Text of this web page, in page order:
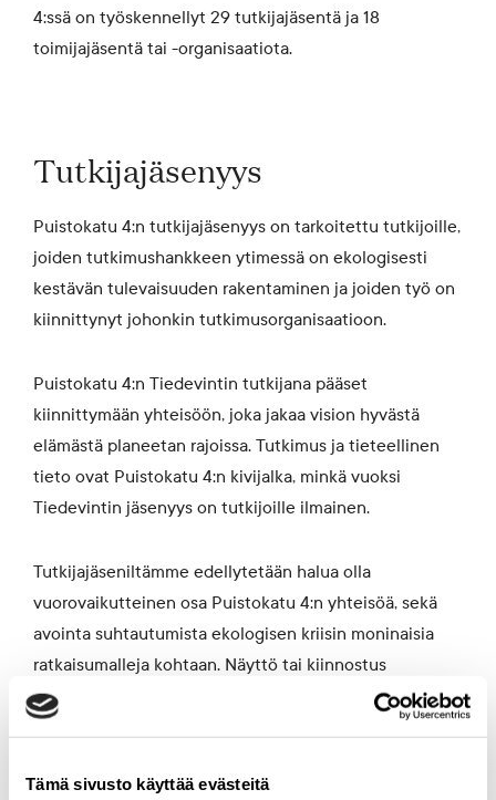
Tämä sivusto käyttää evästeitä
4:ssä on työskennellyt 29 tutkijajäsentä ja 18
toimijajäsentä tai -organisaatiota.
Tutkijajäsenyys
Puistokatu 4:n tutkijajäsenyys on tarkoitettu tutkijoille,
joiden tutkimushankkeen ytimessä on ekologisesti
kestävän tulevaisuuden rakentaminen ja joiden työ on
kiinnittynyt johonkin tutkimusorganisaatioon.
Puistokatu 4:n Tiedevintin tutkijana pääset
kiinnittymään yhteisöön, joka jakaa vision hyvästä
elämästä planeetan rajoissa. Tutkimus ja tieteellinen
tieto ovat Puistokatu 4:n kivijalka, minkä vuoksi
Tiedevintin jäsenyys on tutkijoille ilmainen.
Tutkijajäseniltämme edellytetään halua olla
vuorovaikutteinen osa Puistokatu 4:n yhteisöä, sekä
avointa suhtautumista ekologisen kriisin moninaisia
ratkaisumalleja kohtaan. Näyttö tai kiinnostus
tutkimuksella vaikuttamiseen katsotaan eduksi.
työskennellyt 29 tutkijaa liki yhtä monelta eri